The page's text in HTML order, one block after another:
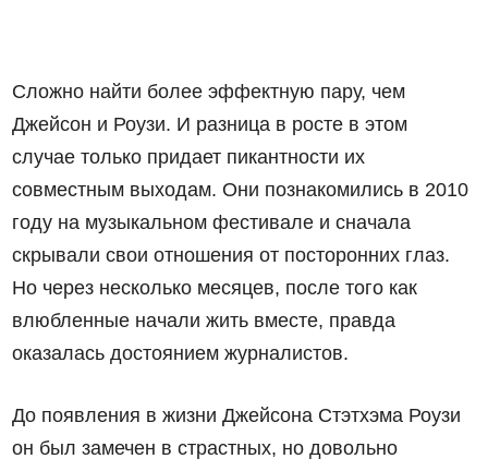
Сложно найти более эффектную пару, чем
Джейсон и Роузи. И разница в росте в этом
случае только придает пикантности их
совместным выходам. Они познакомились в 2010
году на музыкальном фестивале и сначала
скрывали свои отношения от посторонних глаз.
Но через несколько месяцев, после того как
влюбленные начали жить вместе, правда
оказалась достоянием журналистов.
До появления в жизни Джейсона Стэтхэма Роузи
он был замечен в страстных, но довольно